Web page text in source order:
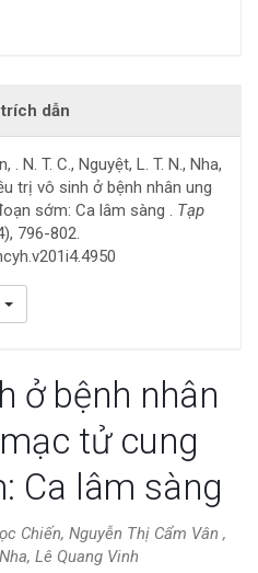
dẫn
. N. T. C., Nguyệt, L. T. N., Nha,
trị vô sinh ở bệnh nhân ung
sớm: Ca lâm sàng . Tạp
796-802.
ở bệnh nhân
tử cung
Ca lâm sàng
Chiến, Nguyễn Thị Cẩm Vân ,
Lê Quang Vinh